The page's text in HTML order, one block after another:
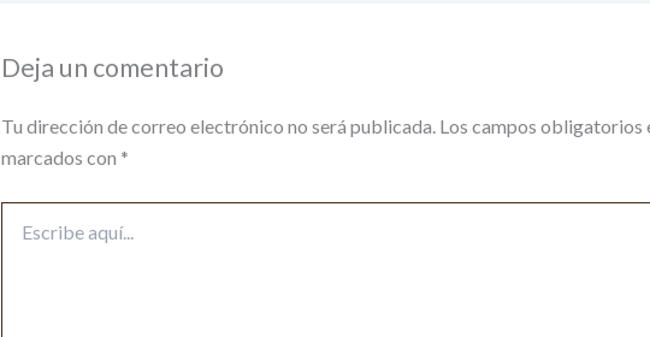
Deja un comentario
Tu dirección de correo electrónico no será publicada. Los campos obligatorios
marcados con *
aquí...